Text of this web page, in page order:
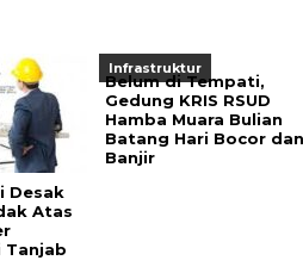
Desak
Atas
Tanjab
Infrastruktur
Belum di Tempati,
Gedung KRIS RSUD
Hamba Muara Bulian
Batang Hari Bocor dan
Banjir